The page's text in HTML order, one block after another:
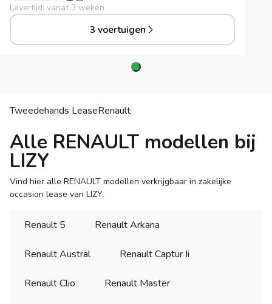
Levertijd: vanaf 3 weken
3 voertuigen
Tweedehands LeaseRenault
Alle RENAULT modellen bij
LIZY
Vind hier alle RENAULT modellen verkrijgbaar in zakelijke
occasion lease van LIZY.
Renault 5 Renault Arkana
Renault Austral Renault Captur Ii
Renault Clio Renault Master